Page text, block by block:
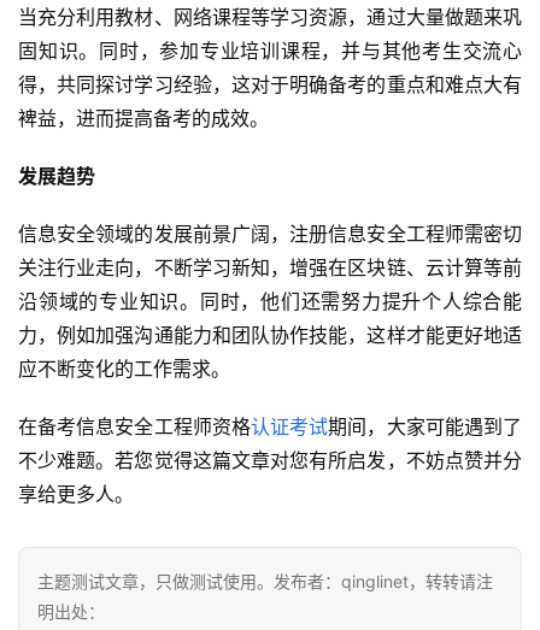
当充分利用教材、网络课程等学习资源，通过大量做题来巩
固知识。同时，参加专业培训课程，并与其他考生交流心
得，共同探讨学习经验，这对于明确备考的重点和难点大有
裨益，进而提高备考的成效。
发展趋势
信息安全领域的发展前景广阔，注册信息安全工程师需密切
关注行业走向，不断学习新知，增强在区块链、云计算等前
沿领域的专业知识。同时，他们还需努力提升个人综合能
力，例如加强沟通能力和团队协作技能，这样才能更好地适
应不断变化的工作需求。
在备考信息安全工程师资格认证考试期间，大家可能遇到了
不少难题。若您觉得这篇文章对您有所启发，不妨点赞并分
享给更多人。
主题测试文章，只做测试使用。发布者：qinglinet，转转请注
明出处：